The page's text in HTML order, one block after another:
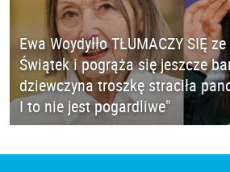
Ewa Woydyłło TŁUMACZY SIĘ
Świątek i pogrąża się jeszcze
dziewczyna troszkę straciła
I to nie jest pogardliwe"